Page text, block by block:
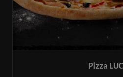
Pizza